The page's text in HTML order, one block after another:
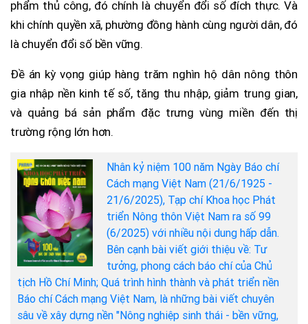
phẩm thủ công, đó chính là chuyển đổi số đích thực. Và
khi chính quyền xã, phường đồng hành cùng người dân, đó
là chuyển đổi số bền vững.
Đề án kỳ vọng giúp hàng trăm nghìn hộ dân nông thôn
gia nhập nền kinh tế số, tăng thu nhập, giảm trung gian,
và quảng bá sản phẩm đặc trưng vùng miền đến thị
trường rộng lớn hơn.
Nhân kỷ niệm 100 năm Ngày Báo chí
Cách mạng Việt Nam (21/6/1925 -
21/6/2025), Tạp chí Khoa học Phát
triển Nông thôn Việt Nam ra số 99
(6/2025) với nhiều nội dung hấp dẫn.
Bên cạnh bài viết giới thiệu về: Tư
tưởng, phong cách báo chí của Chủ
tịch Hồ Chí Minh; Quá trình hình thành và phát triển nền
Báo chí Cách mạng Việt Nam, là những bài viết chuyên
sâu về xây dựng nền "Nông nghiệp sinh thái - bền vững,